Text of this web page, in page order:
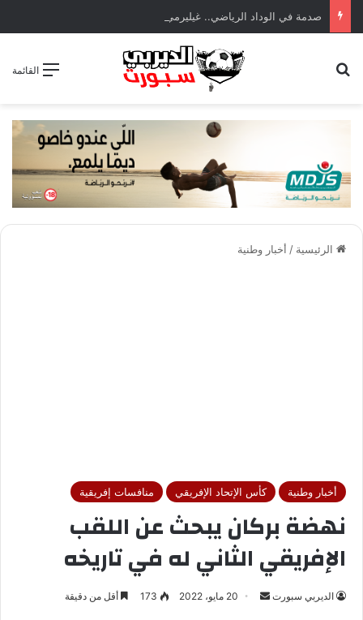
القائمة
الرئيسية / أخبار وطنية
أخبار وطنية كأس الإتحاد الإفريقي منافسات إفريقية
نهضة بركان يبحث عن اللقب
الإفريقي الثاني له في تاريخه
الديربي سبورت 20 مايو، 2022 173 أقل من دقيقة